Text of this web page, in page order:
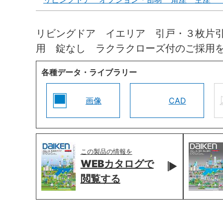
リビングドア イエリア 引戸・３枚
用 錠なし ラクラクローズ付のご採用
各種データ・ライブラリー
画像 CAD
この製品の情報を
WEBカタログで
閲覧する